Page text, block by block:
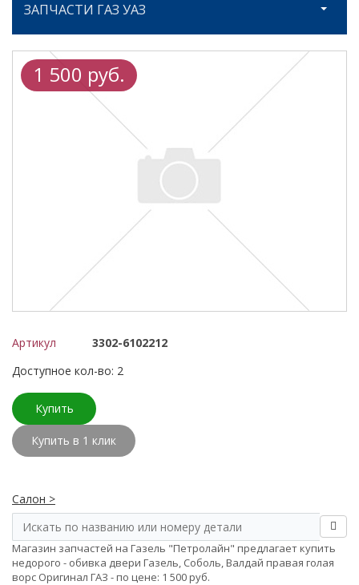
ЗАПЧАСТИ ГАЗ УАЗ
1 500 руб.
Артикул
3302-6102212
Доступное кол-во: 2
Купить
Купить в 1 клик
Салон >
Магазин запчастей на Газель "Петролайн" предлагает купить
недорого - обивка двери Газель, Соболь, Валдай правая голая
ворс Оригинал ГАЗ - по цене: 1 500 руб.